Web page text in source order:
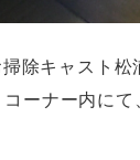
除キャスト
ーナー内に